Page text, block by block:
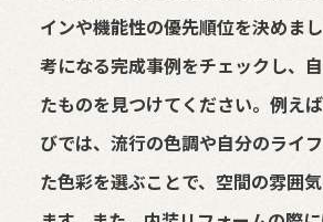
インや機能性の優先順位を決めま
考になる完成事例をチェックし、
たものを見つけてください。例え
びでは、流行の色調や自分のライ
た色彩を選ぶことで、空間の雰囲